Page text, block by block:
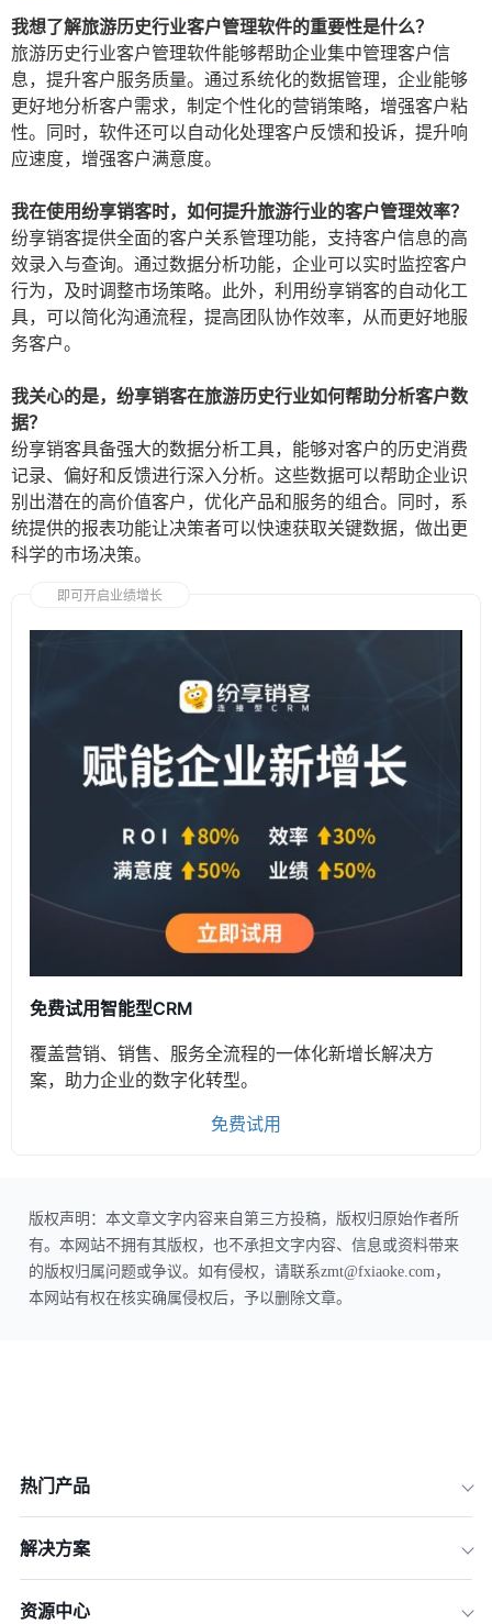
我想了解旅游历史行业客户管理软件的重要性是什么？
旅游历史行业客户管理软件能够帮助企业集中管理客户信
息，提升客户服务质量。通过系统化的数据管理，企业能够
更好地分析客户需求，制定个性化的营销策略，增强客户粘
性。同时，软件还可以自动化处理客户反馈和投诉，提升响
应速度，增强客户满意度。
我在使用纷享销客时，如何提升旅游行业的客户管理效率？
纷享销客提供全面的客户关系管理功能，支持客户信息的高
效录入与查询。通过数据分析功能，企业可以实时监控客户
行为，及时调整市场策略。此外，利用纷享销客的自动化工
具，可以简化沟通流程，提高团队协作效率，从而更好地服
务客户。
我关心的是，纷享销客在旅游历史行业如何帮助分析客户数
据？
纷享销客具备强大的数据分析工具，能够对客户的历史消费
记录、偏好和反馈进行深入分析。这些数据可以帮助企业识
别出潜在的高价值客户，优化产品和服务的组合。同时，系
统提供的报表功能让决策者可以快速获取关键数据，做出更
科学的市场决策。
即可开启业绩增长
免费试用智能型CRM
覆盖营销、销售、服务全流程的一体化新增长解决方
案，助力企业的数字化转型。
免费试用
版权声明：本文章文字内容来自第三方投稿，版权归原始作者所
有。本网站不拥有其版权，也不承担文字内容、信息或资料带来
的版权归属问题或争议。如有侵权，请联系zmt@fxiaoke.com，
本网站有权在核实确属侵权后，予以删除文章。
热门产品
解决方案
资源中心